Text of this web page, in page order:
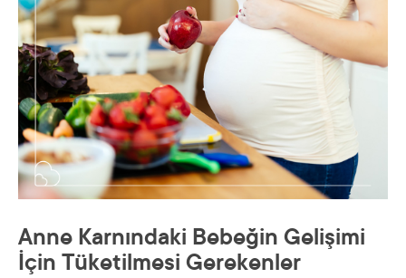
Anne Karnındaki Bebeğin Gelişimi
İçin Tüketilmesi Gerekenler